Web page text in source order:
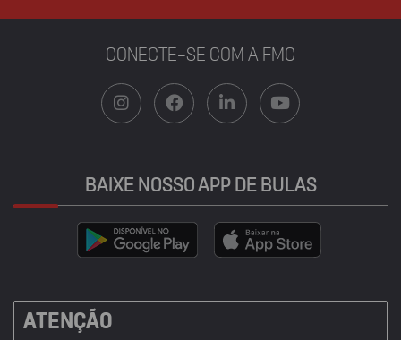
CONECTE-SE COM A FMC
BAIXE NOSSO APP DE BULAS
ATENÇÃO